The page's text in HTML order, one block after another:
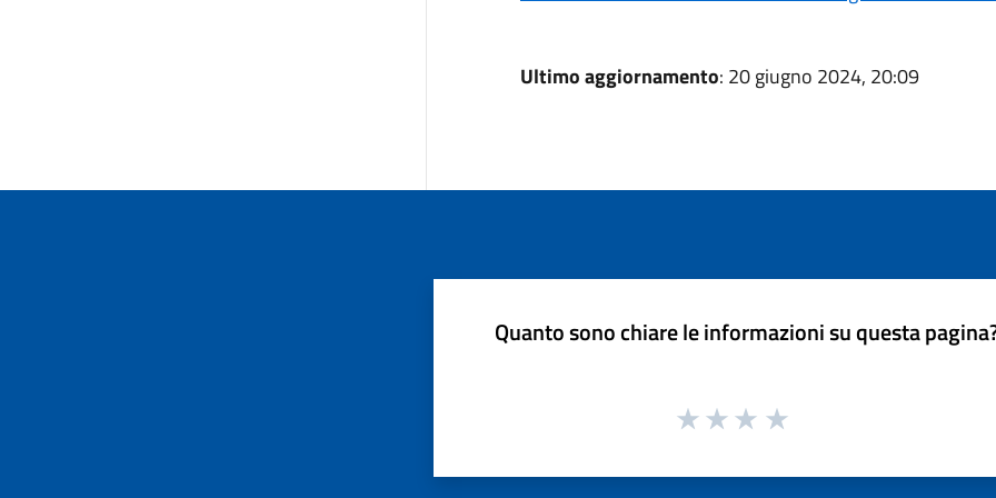
Ultimo aggiornamento: 20 giugno 2024, 20:09
Quanto sono chiare le informazioni su questa